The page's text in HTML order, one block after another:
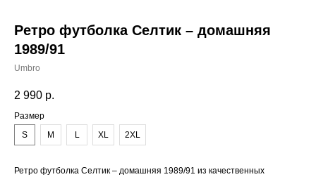
Ретро футболка Селтик – домашняя
1989/91
Umbro
2 990 р.
Размер
S
M L XL 2XL
Ретро футболка Селтик – домашняя 1989/91 из качественных